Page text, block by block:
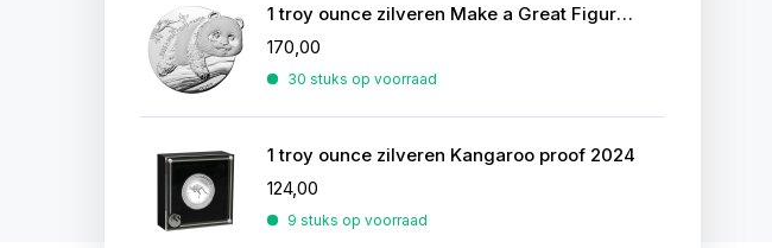
1 troy ounce zilveren Make a Great Figure-Panda
170,00
30 stuks op voorraad
1 troy ounce zilveren Kangaroo proof 2024
124,00
9 stuks op voorraad